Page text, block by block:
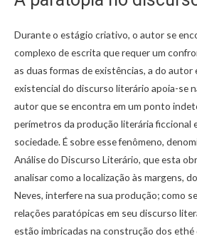
Durante o estágio criativo, o autor se
complexo de escrita que requer um
as duas formas de existências, a do autor
existencial do discurso literário apoia-se
autor que se encontra em um ponto
perímetros da produção literária ficcional
sociedade. É sobre esse fenômeno,
Análise do Discurso Literário, que esta
analisar como a localização às margens,
Neves, interfere na sua produção; como
relações paratópicas em seu discurso
estão imbricadas na construção dos ethé